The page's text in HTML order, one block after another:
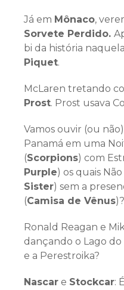
Já em Mônaco,
Sorvete Perdido.
bi da história
Piquet.
McLaren tretando
Prost. Prost usava
Vamos ouvir (ou
Panamá em uma
(Scorpions) com
Purple) os quais
Sister) sem a
(Camisa de Vênus
Ronald Reagan e
dançando o Lago
e a Perestroika?
Nascar e Stockcar: